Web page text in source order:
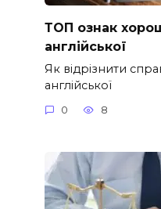
ТОП ознак
англійської
Як відрізнити
англійської
0 8